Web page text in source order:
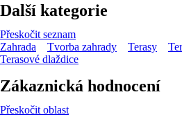
Další kategorie
Přeskočit seznam
Zahrada
Tvorba zahrady Terasy
Terasové dlaždice
Zákaznická hodnocení
Přeskočit oblast